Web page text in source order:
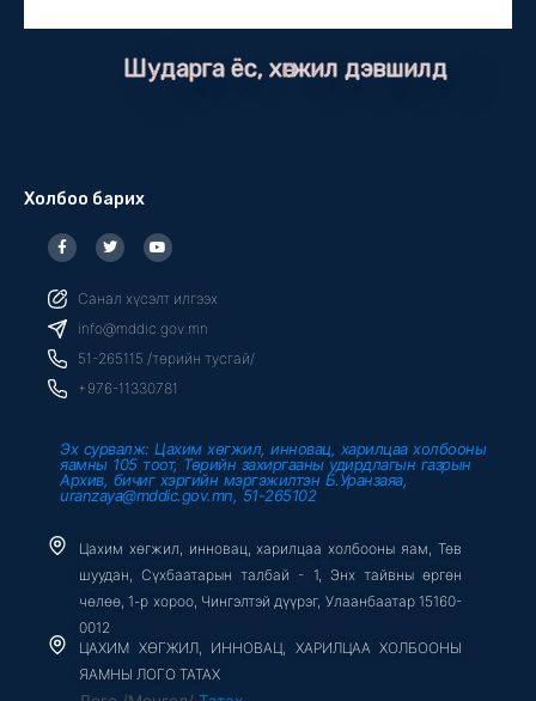
Шударга ёс, хөгжил дэвшилд
Холбоо барих
F
a
c
b
o
o
k
f
T
w
i
t
e
r
Y
o
u
u
b
e
Санал хүсэлт илгээх
info@mddic.gov.mn
51-265115 /төрийн тусгай/
+976-11330781
Эх сурвалж: Цахим хөгжил, инновац, харилцаа холбооны
яамны 105 тоот, Төрийн захиргааны удирдлагын газрын
Архив, бичиг хэргийн мэргэжилтэн Б.Уранзаяа,
uranzaya@mddic.gov.mn, 51-265102
Цахим хөгжил, инновац, харилцаа холбооны яам, Төв
шуудан, Сүхбаатарын талбай - 1, Энх тайвны өргөн
чөлөө, 1-р хороо, Чингэлтэй дүүрэг, Улаанбаатар 15160-
0012
ЦАХИМ ХӨГЖИЛ, ИННОВАЦ, ХАРИЛЦАА ХОЛБООНЫ
ЯАМНЫ ЛОГО ТАТАХ